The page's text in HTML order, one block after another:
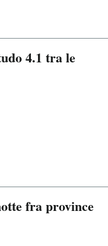
4.1 tra le
fra province